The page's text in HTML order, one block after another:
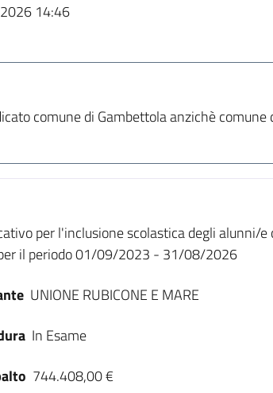
14:46
comune di Gambettola anzichè comune
per l'inclusione scolastica degli alunni/
il periodo 01/09/2023 - 31/08/2026
UNIONE RUBICONE E MARE
In Esame
744.408,00 €